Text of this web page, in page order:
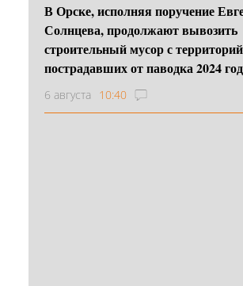
В Орске, исполняя поручение
Солнцева, продолжают вывозить
строительный мусор с
пострадавших от паводка 2024
6 августа 10:40